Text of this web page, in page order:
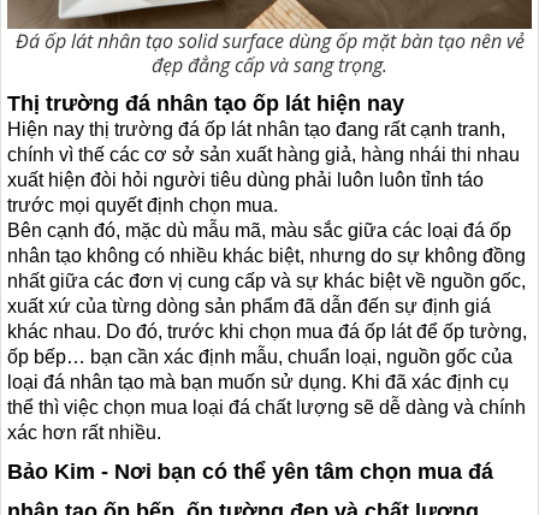
Đá ốp lát nhân tạo solid surface dùng ốp mặt bàn tạo nên vẻ
đẹp đẳng cấp và sang trọng.
Thị trường đá nhân tạo ốp lát hiện nay
Hiện nay thị trường đá ốp lát nhân tạo đang rất cạnh tranh,
chính vì thế các cơ sở sản xuất hàng giả, hàng nhái thi nhau
xuất hiện đòi hỏi người tiêu dùng phải luôn luôn tỉnh táo
trước mọi quyết định chọn mua.
Bên cạnh đó, mặc dù mẫu mã, màu sắc giữa các loại đá ốp
nhân tạo không có nhiều khác biệt, nhưng do sự không đồng
nhất giữa các đơn vị cung cấp và sự khác biệt về nguồn gốc,
xuất xứ của từng dòng sản phẩm đã dẫn đến sự định giá
khác nhau. Do đó, trước khi chọn mua đá ốp lát để ốp tường,
ốp bếp… bạn cần xác định mẫu, chuẩn loại, nguồn gốc của
loại đá nhân tạo mà bạn muốn sử dụng. Khi đã xác định cụ
thể thì việc chọn mua loại đá chất lượng sẽ dễ dàng và chính
xác hơn rất nhiều.
Bảo Kim - Nơi bạn có thể yên tâm chọn mua đá